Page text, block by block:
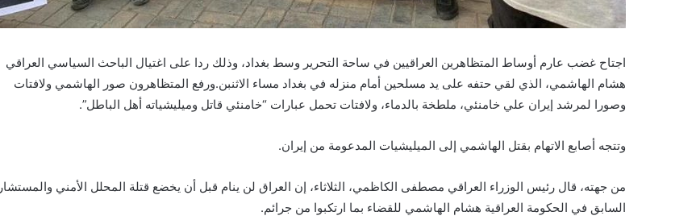
اجتاح غضب عارم أوساط المتظاهرين العراقيين في ساحة التحرير وسط بغداد، وذلك ردا على اغتيال الباحث السياسي العراقي
هشام الهاشمي، الذي لقي حتفه على يد مسلحين أمام منزله في بغداد مساء الاثنبن.ورفع المتظاهرون صور الهاشمي ولافتات
وصورا لمرشد إيران علي خامنئي، ملطخة بالدماء، ولافتات تحمل عبارات “خامنئي قاتل وميليشياته أهل الباطل”.
وتتجه أصابع الاتهام بقتل الهاشمي إلى الميليشيات المدعومة من إيران.
من جهته، قال رئيس الوزراء العراقي مصطفى الكاظمي، الثلاثاء، إن العراق لن ينام قبل أن يخضع قتلة المحلل الأمني والمستشار
السابق في الحكومة العراقية هشام الهاشمي للقضاء بما ارتكبوا من جرائم.